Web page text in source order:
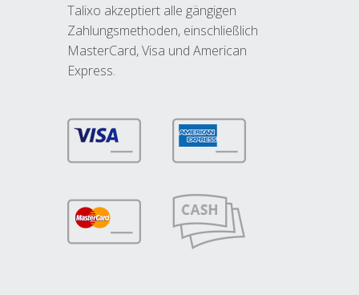
Talixo akzeptiert alle gängigen
Zahlungsmethoden, einschließlich
MasterCard, Visa und American
Express.